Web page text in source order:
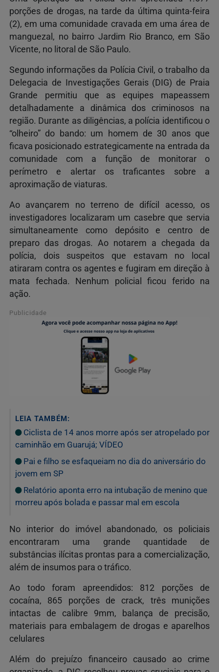
porções de drogas, na tarde da última quinta-feira
(2), em uma comunidade cravada em uma área de
manguezal, no bairro Jardim Rio Branco, em São
Vicente, no litoral de São Paulo.
Segundo informações da Polícia Civil, o trabalho da
Delegacia de Investigações Gerais (DIG) de Praia
Grande permitiu que as equipes mapeassem
detalhadamente a dinâmica dos criminosos na
região. Durante as diligências, a polícia identificou o
“olheiro” do bando: um homem de 30 anos que
ficava posicionado estrategicamente na entrada da
comunidade com a função de monitorar o
perímetro e alertar os traficantes sobre a
aproximação de viaturas.
Ao avançarem no terreno de difícil acesso, os
investigadores localizaram um casebre que servia
simultaneamente como depósito e centro de
preparo das drogas. Ao notarem a chegada da
polícia, dois suspeitos que estavam no local
atiraram contra os agentes e fugiram em direção à
mata fechada. Nenhum policial ficou ferido na
ação.
Publicidade
LEIA TAMBÉM:
Ciclista de 14 anos morre após ser atropelado por
caminhão em Guarujá; VÍDEO
Pai e filho se esfaqueiam no dia do aniversário do
jovem em SP
Relatório aponta erro na intubação de menino que
morreu após bolada e passar mal em escola
No interior do imóvel abandonado, os policiais
encontraram uma grande quantidade de
substâncias ilícitas prontas para a comercialização,
além de insumos para o tráfico.
Ao todo foram apreendidos: 812 porções de
cocaína, 865 porções de crack, três munições
intactas de calibre 9mm, balança de precisão,
materiais para embalagem de drogas e aparelhos
celulares
Além do prejuízo financeiro causado ao crime